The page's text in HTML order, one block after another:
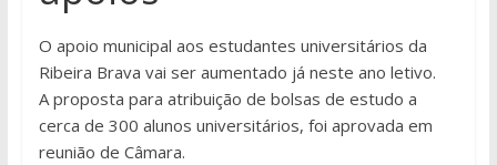
O apoio municipal aos estudantes universitários da
Ribeira Brava vai ser aumentado já neste ano letivo.
A proposta para atribuição de bolsas de estudo a
cerca de 300 alunos universitários, foi aprovada em
reunião de Câmara.